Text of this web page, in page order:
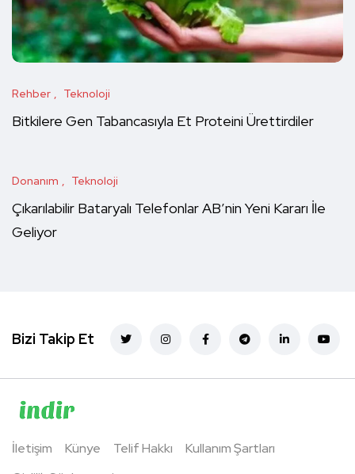
Rehber Teknoloji
Bitkilere Gen Tabancasıyla Et Proteini Ürettirdiler
Donanım Teknoloji
Çıkarılabilir Bataryalı Telefonlar AB’nin Yeni Kararı İle
Geliyor
Bizi Takip Et
İletişim Künye Telif Hakkı
Kullanım Şartları